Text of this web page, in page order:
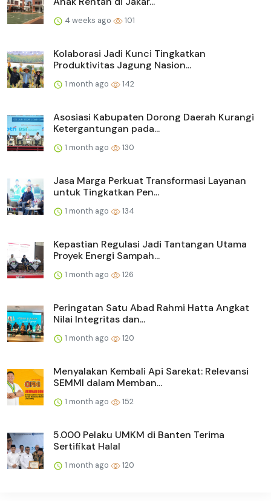
4 weeks ago 101
Kolaborasi Jadi Kunci Tingkatkan
Produktivitas Jagung Nasion...
1 month ago 142
Asosiasi Kabupaten Dorong Daerah Kurangi
Ketergantungan pada...
1 month ago 130
Jasa Marga Perkuat Transformasi Layanan
untuk Tingkatkan Pen...
1 month ago 134
Kepastian Regulasi Jadi Tantangan Utama
Proyek Energi Sampah...
1 month ago 126
Peringatan Satu Abad Rahmi Hatta Angkat
Nilai Integritas dan...
1 month ago 120
Menyalakan Kembali Api Sarekat: Relevansi
SEMMI dalam Memban...
1 month ago 152
5.000 Pelaku UMKM di Banten Terima
Sertifikat Halal
1 month ago 120